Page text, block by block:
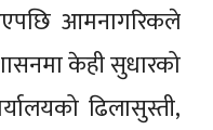
आमनागरिकले
केही सुधारको
ढिलासुस्ती,